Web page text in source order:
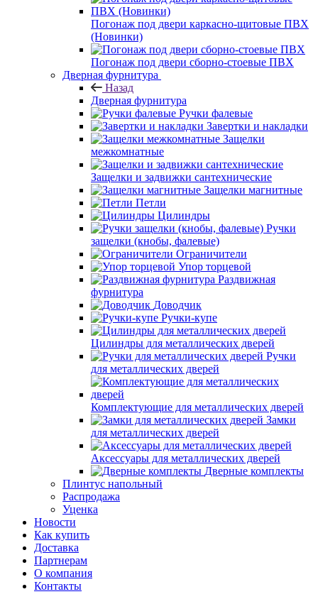
Погонаж под двери каркасно-щитовые ПВХ
(Новинки)
Погонаж под двери сборно-стоевые ПВХ
Дверная фурнитура
Назад
Дверная фурнитура
Ручки фалевые
Завертки и накладки
Защелки
межкомнатные
Защелки и задвижки сантехнические
Защелки магнитные
Петли
Цилиндры
Ручки
защелки (кнобы, фалевые)
Ограничители
Упор торцевой
Раздвижная
фурнитура
Доводчик
Ручки-купе
Цилиндры для металлических дверей
Ручки
для металлических дверей
Комплектующие для металлических дверей
Замки
для металлических дверей
Аксессуары для металлических дверей
Дверные комплекты
Плинтус напольный
Распродажа
Уценка
Новости
Как купить
Доставка
Партнерам
О компания
Контакты